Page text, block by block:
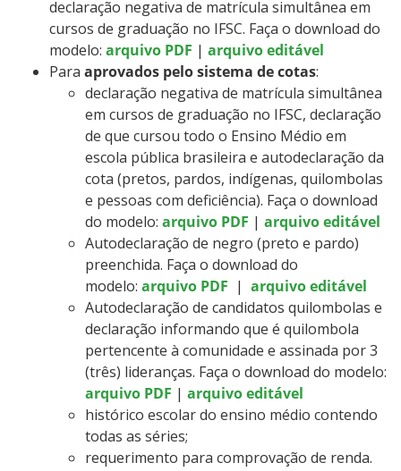
declaração negativa de matrícula simultânea em
cursos de graduação no IFSC. Faça o download do
modelo: arquivo PDF | arquivo editável
Para aprovados pelo sistema de cotas:
declaração negativa de matrícula simultânea
em cursos de graduação no IFSC, declaração
de que cursou todo o Ensino Médio em
escola pública brasileira e autodeclaração da
cota (pretos, pardos, indígenas, quilombolas
e pessoas com deficiência). Faça o download
do modelo: arquivo PDF | arquivo editável
Autodeclaração de negro (preto e pardo)
preenchida. Faça o download do
modelo: arquivo PDF | arquivo editável
Autodeclaração de candidatos quilombolas e
declaração informando que é quilombola
pertencente à comunidade e assinada por 3
(três) lideranças. Faça o download do modelo:
arquivo PDF | arquivo editável
histórico escolar do ensino médio contendo
todas as séries;
requerimento para comprovação de renda.